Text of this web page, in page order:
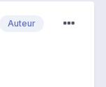
Auteur